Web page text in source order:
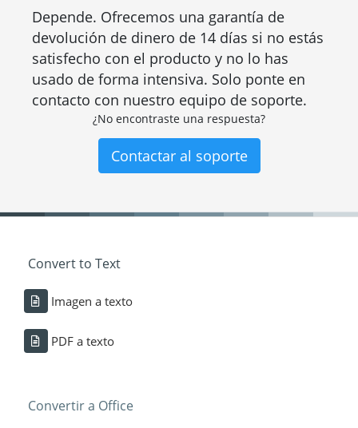
Depende. Ofrecemos una garantía de
devolución de dinero de 14 días si no estás
satisfecho con el producto y no lo has
usado de forma intensiva. Solo ponte en
contacto con nuestro equipo de soporte.
¿No encontraste una respuesta?
Contactar al soporte
Convert to Text
Imagen a texto
PDF a texto
Convertir a Office